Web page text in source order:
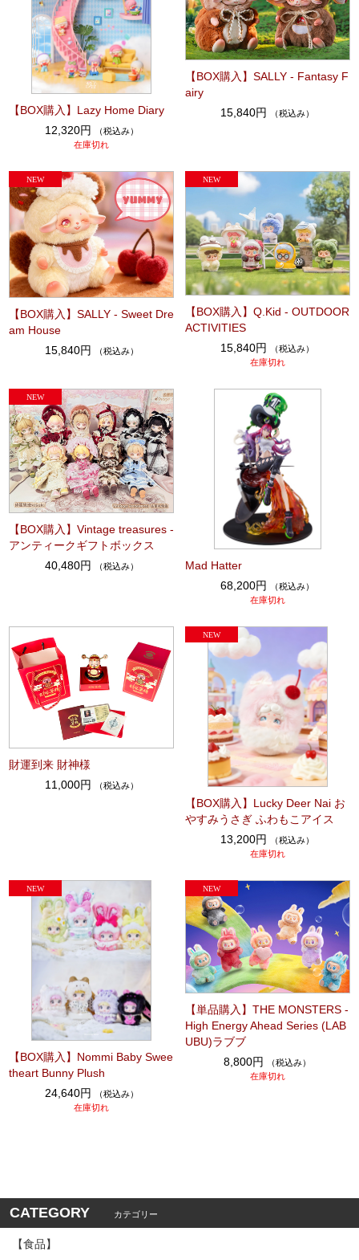
【BOX購入】Lazy Home Diary
12,320円
（税込み）
在庫切れ
【BOX購入】SALLY - Fantasy F
airy
15,840円
（税込み）
【BOX購入】SALLY - Sweet Dre
am House
15,840円
（税込み）
【BOX購入】Q.Kid - OUTDOOR
ACTIVITIES
15,840円
（税込み）
在庫切れ
【BOX購入】Vintage treasures -
アンティークギフトボックス
40,480円
（税込み）
Mad Hatter
68,200円
（税込み）
在庫切れ
財運到来 財神様
11,000円
（税込み）
【BOX購入】Lucky Deer Nai お
やすみうさぎ ふわもこアイス
13,200円
（税込み）
在庫切れ
【BOX購入】Nommi Baby Swee
theart Bunny Plush
24,640円
（税込み）
在庫切れ
【単品購入】THE MONSTERS -
High Energy Ahead Series (LAB
UBU)ラブブ
8,800円
（税込み）
在庫切れ
CATEGORY カテゴリー
【食品】